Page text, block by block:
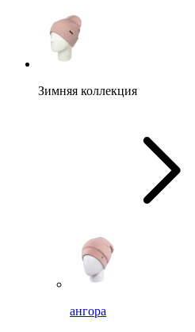
Зимняя коллекция
ангора